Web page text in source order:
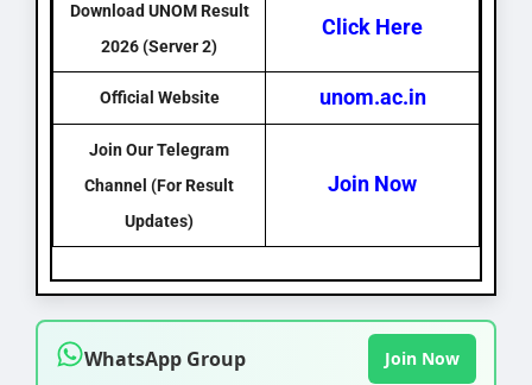
Download UNOM Result
2026 (Server 2)
Click Here
Official Website unom.ac.in
Join Our Telegram
Channel (For Result
Updates)
Join Now
WhatsApp Group Join Now